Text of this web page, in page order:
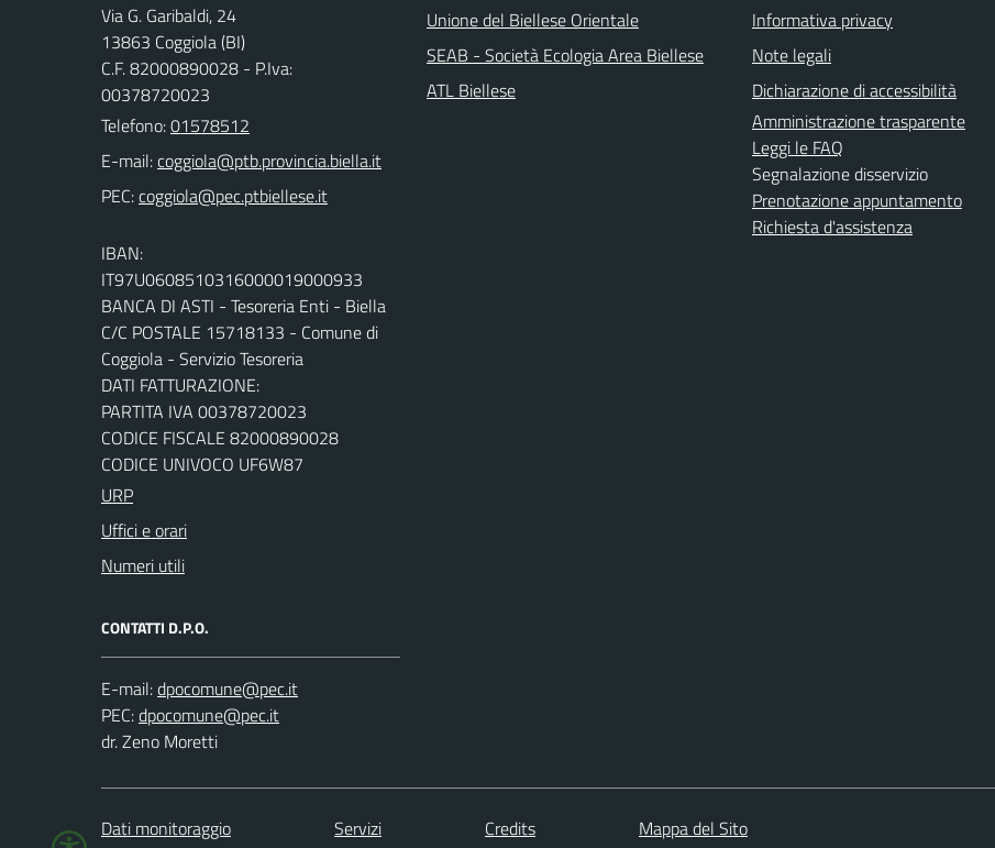
Via G. Garibaldi, 24
13863 Coggiola (BI)
C.F. 82000890028 - P.Iva:
00378720023
Telefono:01578512
E-mail:
PEC:
IBAN:
IT97U0608510316000019000933
BANCA DI ASTI - Tesoreria Enti - Biella
C/C POSTALE 15718133 - Comune di
Coggiola - Servizio Tesoreria
DATI FATTURAZIONE:
PARTITA IVA 00378720023
CODICE FISCALE 82000890028
CODICE UNIVOCO UF6W87
URP
Uffici e orari
Numeri utili
CONTATTI D.P.O.
E-mail:
PEC:
dr. Zeno Moretti
Unione del Biellese Orientale
SEAB - Società Ecologia Area Biellese
ATL Biellese
Informativa privacy
Note legali
Dichiarazione di accessibilità
Amministrazione trasparente
Leggi le FAQ
Segnalazione disservizio
Prenotazione appuntamento
Richiesta d'assistenza
Dati monitoraggio Servizi Credits Mappa del Sito